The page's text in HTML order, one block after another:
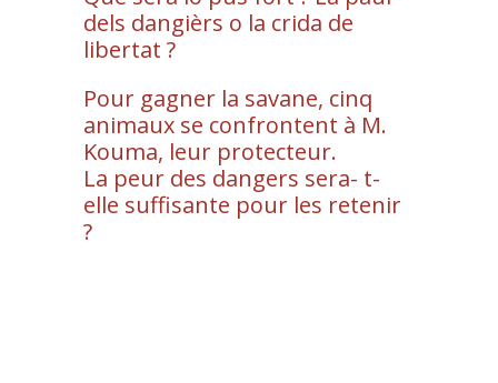
dels dangièrs o la crida de
libertat ?
Pour gagner la savane, cinq
animaux se confrontent à M.
Kouma, leur protecteur.
La peur des dangers sera- t-
elle suffisante pour les retenir
?